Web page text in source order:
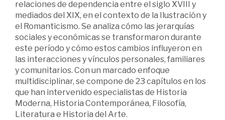
relaciones de dependencia entre el siglo XVIII y
mediados del XIX, en el contexto de la Ilustración y
el Romanticismo. Se analiza cómo las jerarquías
sociales y económicas se transformaron durante
este período y cómo estos cambios influyeron en
las interacciones y vínculos personales, familiares
y comunitarios. Con un marcado enfoque
multidisciplinar, se compone de 23 capítulos en los
que han intervenido especialistas de Historia
Moderna, Historia Contemporánea, Filosofía,
Literatura e Historia del Arte.